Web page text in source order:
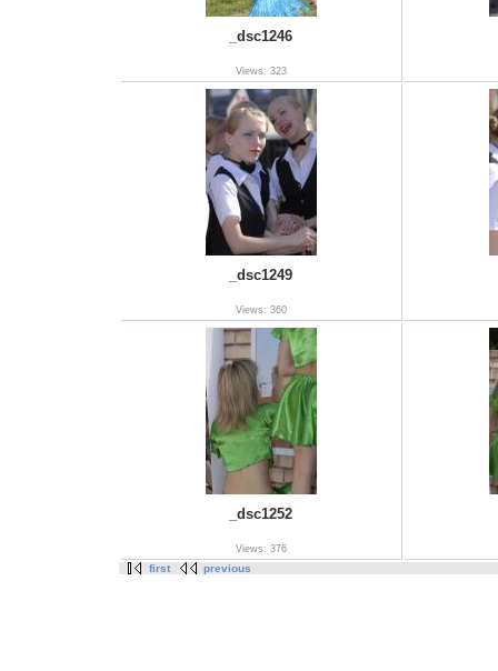
_dsc1246
Views: 323
_dsc1249
Views: 360
_dsc1252
Views: 376
first previous